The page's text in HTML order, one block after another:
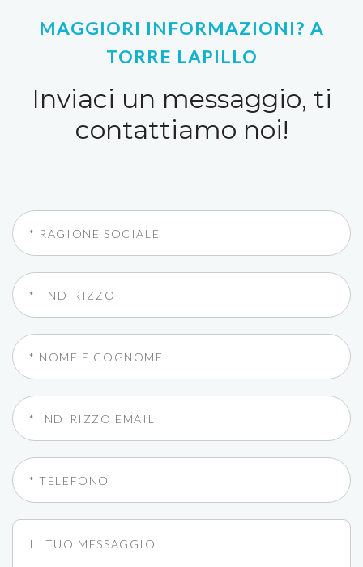
MAGGIORI INFORMAZIONI? A
TORRE LAPILLO
Inviaci un messaggio, ti
contattiamo noi!